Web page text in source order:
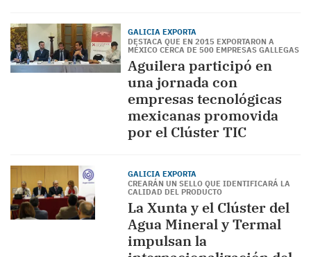
GALICIA EXPORTA
DESTACA QUE EN 2015 EXPORTARON A
MÉXICO CERCA DE 500 EMPRESAS GALLEGAS
Aguilera participó en
una jornada con
empresas tecnológicas
mexicanas promovida
por el Clúster TIC
GALICIA EXPORTA
CREARÁN UN SELLO QUE IDENTIFICARÁ LA
CALIDAD DEL PRODUCTO
La Xunta y el Clúster del
Agua Mineral y Termal
impulsan la